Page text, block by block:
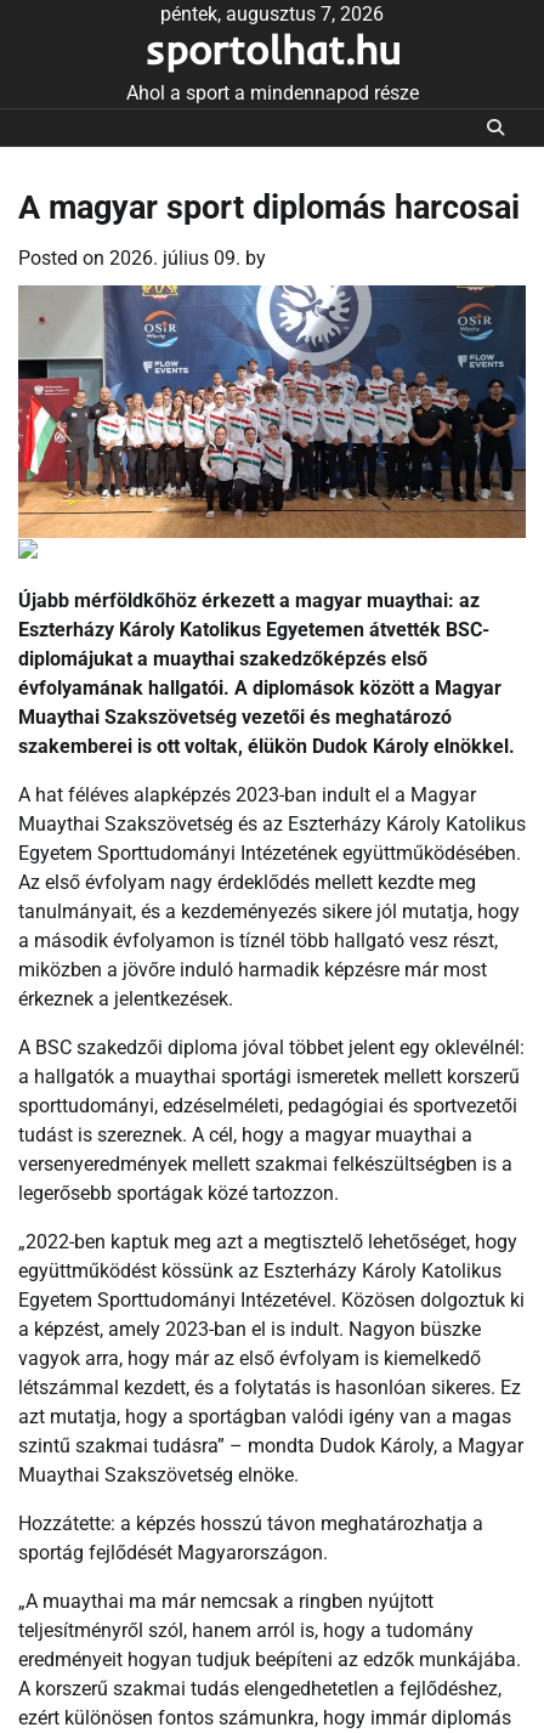
péntek, augusztus 7, 2026
sportolhat.hu
Ahol a sport a mindennapod része
A magyar sport diplomás harcosai
Posted on 2026. július 09. by
Újabb mérföldkőhöz érkezett a magyar muaythai: az
Eszterházy Károly Katolikus Egyetemen átvették BSC-
diplomájukat a muaythai szakedzőképzés első
évfolyamának hallgatói. A diplomások között a Magyar
Muaythai Szakszövetség vezetői és meghatározó
szakemberei is ott voltak, élükön Dudok Károly elnökkel.
A hat féléves alapképzés 2023-ban indult el a Magyar
Muaythai Szakszövetség és az Eszterházy Károly Katolikus
Egyetem Sporttudományi Intézetének együttműködésében.
Az első évfolyam nagy érdeklődés mellett kezdte meg
tanulmányait, és a kezdeményezés sikere jól mutatja, hogy
a második évfolyamon is tíznél több hallgató vesz részt,
miközben a jövőre induló harmadik képzésre már most
érkeznek a jelentkezések.
A BSC szakedzői diploma jóval többet jelent egy oklevélnél:
a hallgatók a muaythai sportági ismeretek mellett korszerű
sporttudományi, edzéselméleti, pedagógiai és sportvezetői
tudást is szereznek. A cél, hogy a magyar muaythai a
versenyeredmények mellett szakmai felkészültségben is a
legerősebb sportágak közé tartozzon.
„2022-ben kaptuk meg azt a megtisztelő lehetőséget, hogy
együttműködést kössünk az Eszterházy Károly Katolikus
Egyetem Sporttudományi Intézetével. Közösen dolgoztuk ki
a képzést, amely 2023-ban el is indult. Nagyon büszke
vagyok arra, hogy már az első évfolyam is kiemelkedő
létszámmal kezdett, és a folytatás is hasonlóan sikeres. Ez
azt mutatja, hogy a sportágban valódi igény van a magas
szintű szakmai tudásra” – mondta Dudok Károly, a Magyar
Muaythai Szakszövetség elnöke.
Hozzátette: a képzés hosszú távon meghatározhatja a
sportág fejlődését Magyarországon.
„A muaythai ma már nemcsak a ringben nyújtott
teljesítményről szól, hanem arról is, hogy a tudomány
eredményeit hogyan tudjuk beépíteni az edzők munkájába.
A korszerű szakmai tudás elengedhetetlen a fejlődéshez,
ezért különösen fontos számunkra, hogy immár diplomás